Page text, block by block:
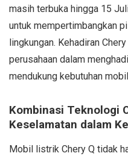
masih terbuka hingga 15
untuk mempertimbangkan
lingkungan. Kehadiran
perusahaan dalam
mendukung kebutuhan
Kombinasi Teknologi
Keselamatan dalam
Mobil listrik Chery Q tidak